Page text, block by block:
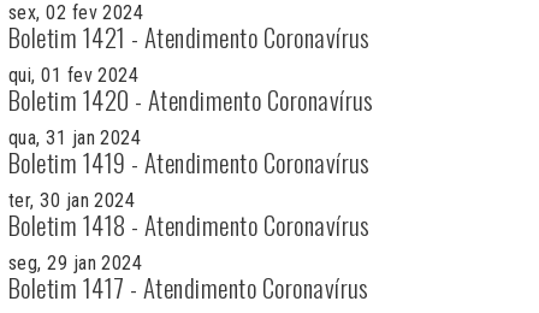
sex, 02 fev 2024
Boletim 1421 - Atendimento Coronavírus
qui, 01 fev 2024
Boletim 1420 - Atendimento Coronavírus
qua, 31 jan 2024
Boletim 1419 - Atendimento Coronavírus
ter, 30 jan 2024
Boletim 1418 - Atendimento Coronavírus
seg, 29 jan 2024
Boletim 1417 - Atendimento Coronavírus